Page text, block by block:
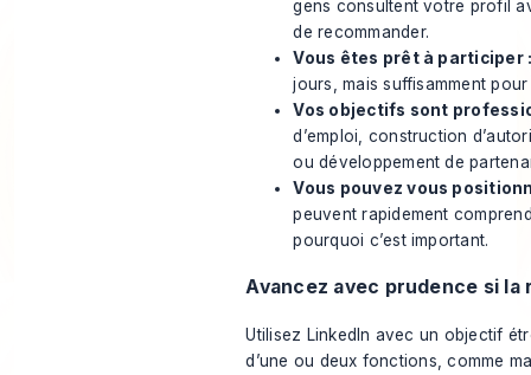
gens consultent votre profil
de recommander.
Vous êtes prêt à participer
jours, mais suffisamment
Vos objectifs sont
d’emploi, construction
ou développement de
Vous pouvez vous
peuvent rapidement
pourquoi c’est important.
Avancez avec prudence si
Utilisez LinkedIn avec un objectif
d’une ou deux fonctions, comme